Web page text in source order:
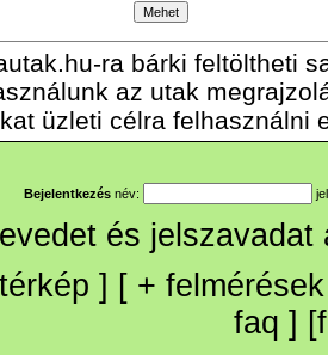
ra bárki feltöltheti
az utak
üzleti célra felhasználni
Bejelentkezés név:
és
térkép ] [ + felmérések
faq ] [